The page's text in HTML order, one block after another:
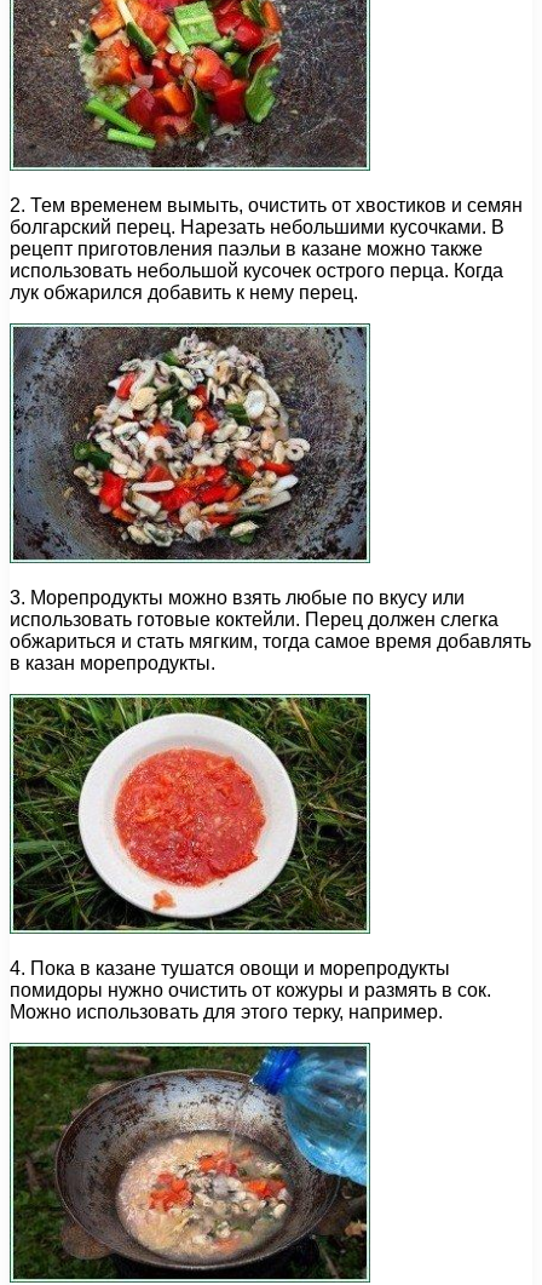
2. Тем временем вымыть, очистить от хвостиков и семян
болгарский перец. Нарезать небольшими кусочками. В
рецепт приготовления паэльи в казане можно также
использовать небольшой кусочек острого перца. Когда
лук обжарился добавить к нему перец.
3. Морепродукты можно взять любые по вкусу или
использовать готовые коктейли. Перец должен слегка
обжариться и стать мягким, тогда самое время добавлять
в казан морепродукты.
4. Пока в казане тушатся овощи и морепродукты
помидоры нужно очистить от кожуры и размять в сок.
Можно использовать для этого терку, например.